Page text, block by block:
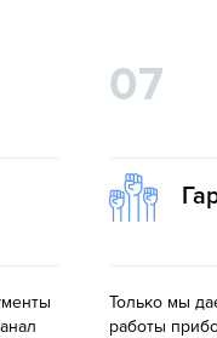
07
Только мы
работы